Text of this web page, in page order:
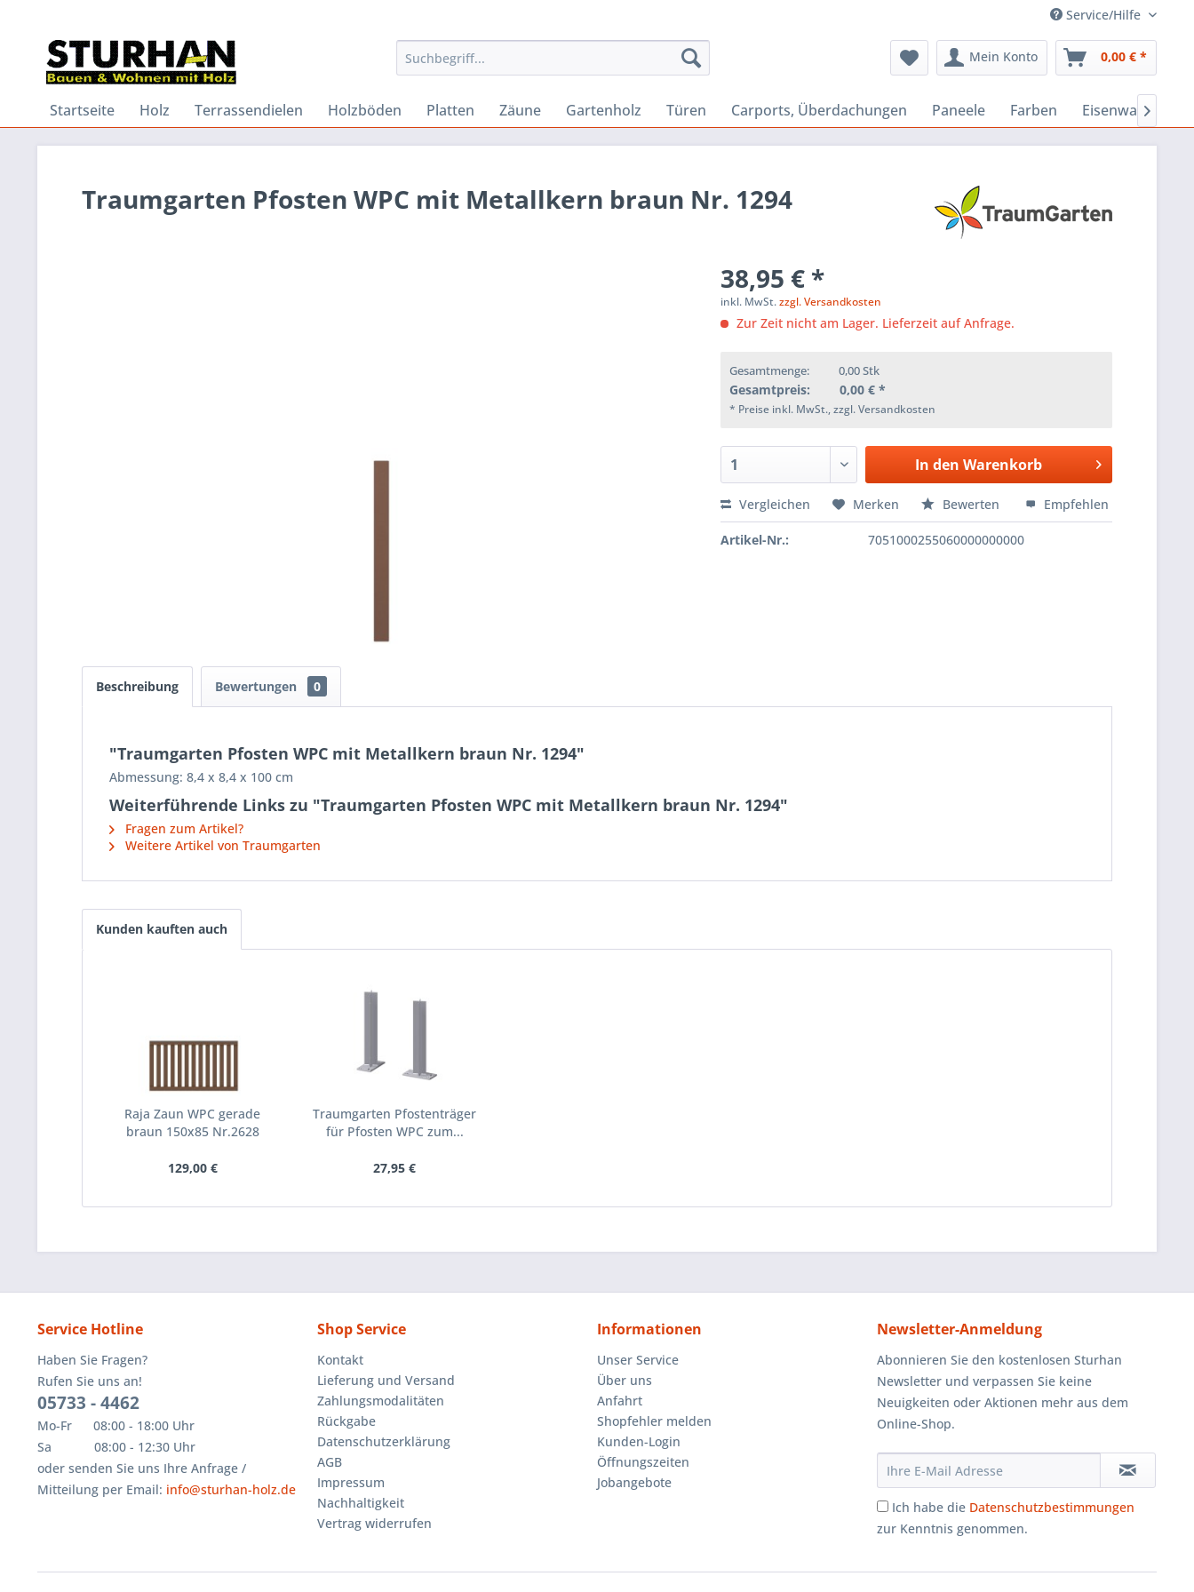
Service/Hilfe
Mein Konto 0,00 € *
Startseite Holz Terrassendielen Holzböden Platten Zäune Gartenholz Türen Carports, Überdachungen Paneele Farben Eisenwaren

Traumgarten Pfosten WPC mit Metallkern braun Nr. 1294
38,95 € *
inkl. MwSt.zzgl. Versandkosten
Zur Zeit nicht am Lager. Lieferzeit auf Anfrage.
Gesamtmenge: 0,00Stk
Gesamtpreis: 0,00 € *
* Preise inkl. MwSt., zzgl. Versandkosten
In den Warenkorb
Vergleichen Merken Bewerten Empfehlen
Artikel-Nr.: 7051000255060000000000
Beschreibung Bewertungen 0
"Traumgarten Pfosten WPC mit Metallkern braun Nr. 1294"
Abmessung: 8,4 x 8,4 x 100 cm
Weiterführende Links zu "Traumgarten Pfosten WPC mit Metallkern braun Nr. 1294"
Fragen zum Artikel?
Weitere Artikel von Traumgarten
Kunden kauften auch
Raja Zaun WPC gerade
braun 150x85 Nr.2628
129,00 €
Traumgarten Pfostenträger
für Pfosten WPC zum...
27,95 €
Service Hotline
Haben Sie Fragen?
Rufen Sie uns an!
05733 - 4462
Mo-Fr 08:00 - 18:00 Uhr
Sa 08:00 - 12:30 Uhr
oder senden Sie uns Ihre Anfrage /
Mitteilung per Email: info@sturhan-holz.de
Shop Service
Kontakt
Lieferung und Versand
Zahlungsmodalitäten
Rückgabe
Datenschutzerklärung
AGB
Impressum
Nachhaltigkeit
Vertrag widerrufen
Informationen
Unser Service
Über uns
Anfahrt
Shopfehler melden
Kunden-Login
Öffnungszeiten
Jobangebote
Newsletter-Anmeldung
Abonnieren Sie den kostenlosen Sturhan
Newsletter und verpassen Sie keine
Neuigkeiten oder Aktionen mehr aus dem
Online-Shop.
Ich habe die Datenschutzbestimmungen
zur Kenntnis genommen.